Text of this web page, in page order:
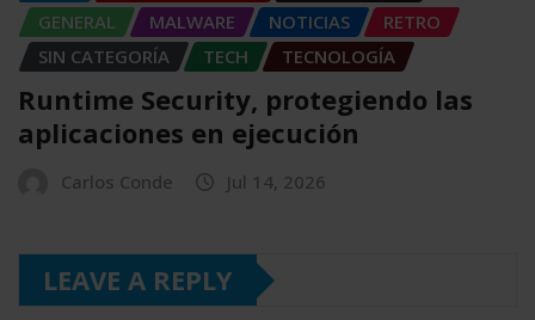
GENERAL
MALWARE NOTICIAS
RETRO
SIN CATEGORÍA
TECH TECNOLOGÍA
Runtime Security, protegiendo las
aplicaciones en ejecución
Carlos Conde Jul 14, 2026
LEAVE A REPLY